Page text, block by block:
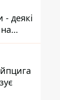
- деякі